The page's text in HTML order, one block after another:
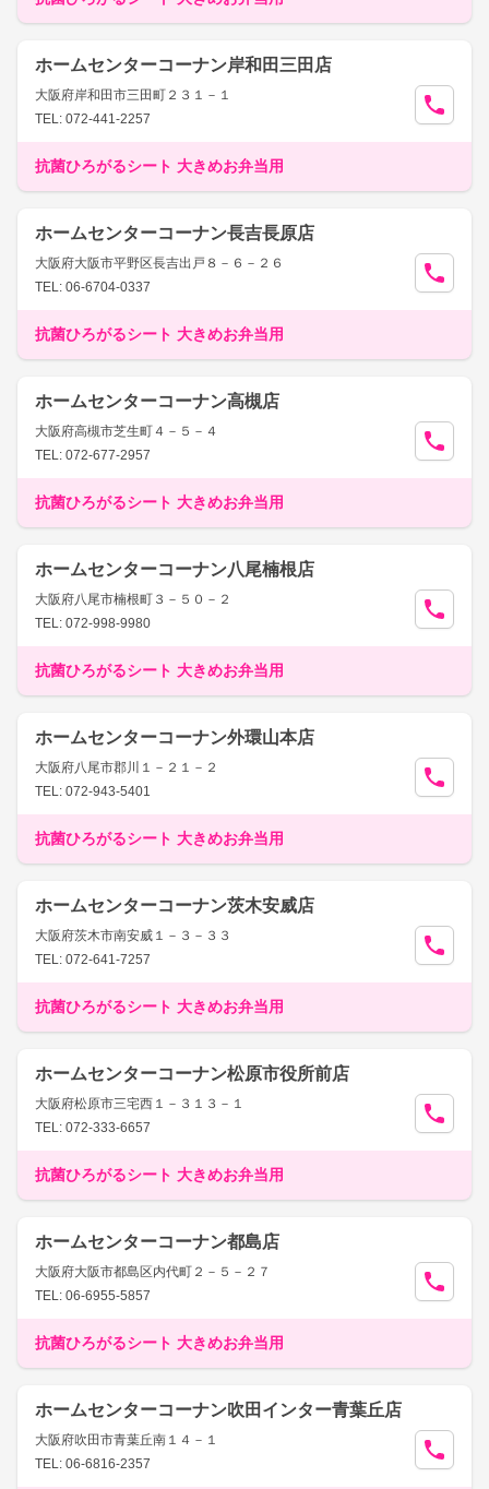
ホームセンターコーナン岸和田三田店
大阪府岸和田市三田町２３１－１
TEL: 072-441-2257
抗菌ひろがるシート 大きめお弁当用
ホームセンターコーナン長吉長原店
大阪府大阪市平野区長吉出戸８－６－２６
TEL: 06-6704-0337
抗菌ひろがるシート 大きめお弁当用
ホームセンターコーナン高槻店
大阪府高槻市芝生町４－５－４
TEL: 072-677-2957
抗菌ひろがるシート 大きめお弁当用
ホームセンターコーナン八尾楠根店
大阪府八尾市楠根町３－５０－２
TEL: 072-998-9980
抗菌ひろがるシート 大きめお弁当用
ホームセンターコーナン外環山本店
大阪府八尾市郡川１－２１－２
TEL: 072-943-5401
抗菌ひろがるシート 大きめお弁当用
ホームセンターコーナン茨木安威店
大阪府茨木市南安威１－３－３３
TEL: 072-641-7257
抗菌ひろがるシート 大きめお弁当用
ホームセンターコーナン松原市役所前店
大阪府松原市三宅西１－３１３－１
TEL: 072-333-6657
抗菌ひろがるシート 大きめお弁当用
ホームセンターコーナン都島店
大阪府大阪市都島区内代町２－５－２７
TEL: 06-6955-5857
抗菌ひろがるシート 大きめお弁当用
ホームセンターコーナン吹田インター青葉丘店
大阪府吹田市青葉丘南１４－１
TEL: 06-6816-2357